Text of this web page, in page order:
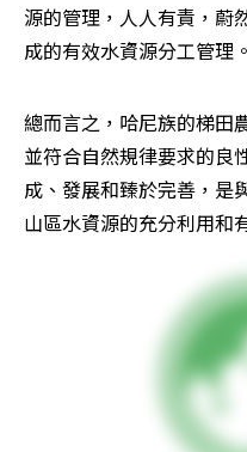
源的管理，人人有責，蔚
成的有效水資源分工管理。
總而言之，哈尼族的梯田
並符合自然規律要求的良
成、發展和臻於完善，是
山區水資源的充分利用和